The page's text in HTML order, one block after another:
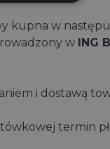
kupna w
w ING
i dostawą
termin